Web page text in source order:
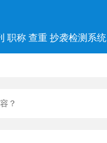
职称 查重 抄袭检测系统
？